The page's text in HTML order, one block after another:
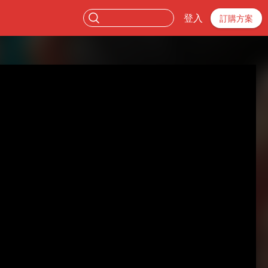
登入 訂購方案